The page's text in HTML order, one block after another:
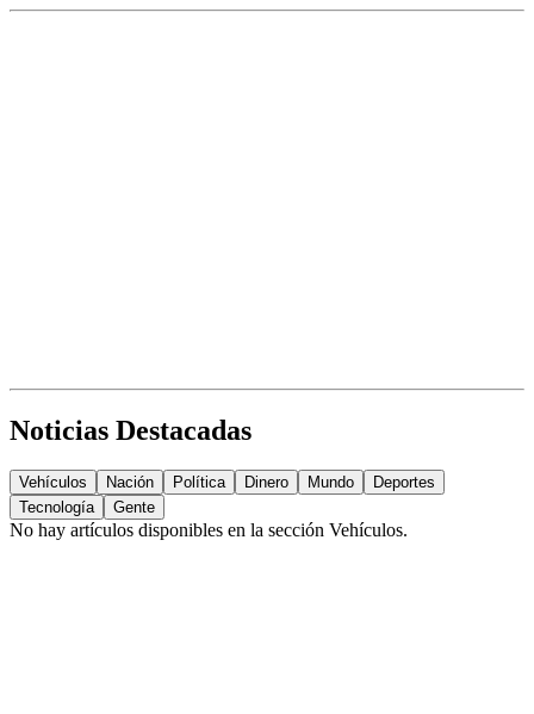
Noticias Destacadas
Vehículos Nación Política Dinero Mundo
Deportes
Tecnología
Gente
No hay artículos disponibles en la sección Vehículos.